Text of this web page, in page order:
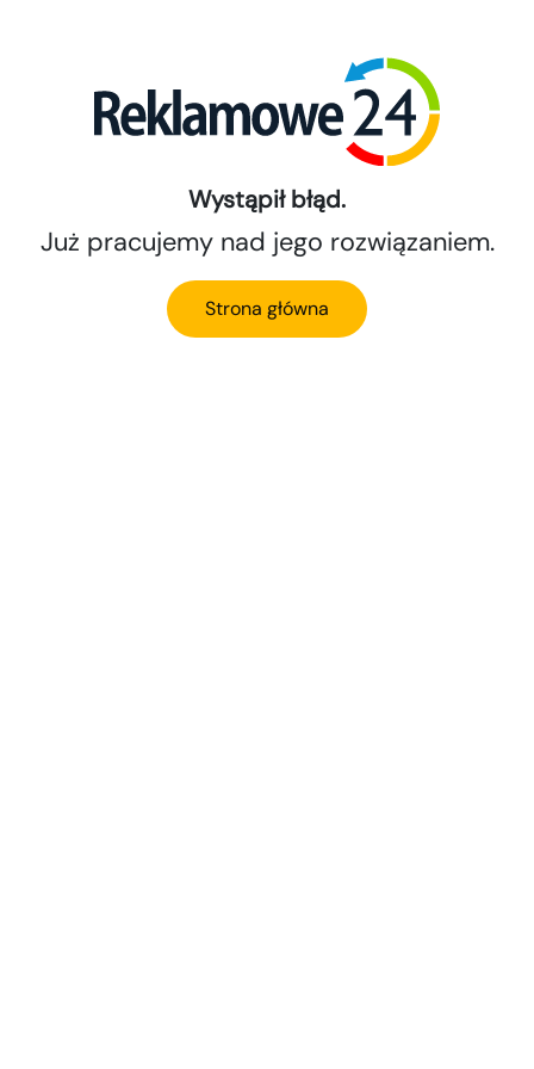
Wystąpił błąd.
Już pracujemy nad jego rozwiązaniem.
Strona główna